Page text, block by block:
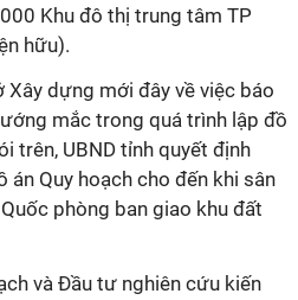
Khu đô thị trung tâm TP
hữu).
Xây dựng mới đây về việc báo
mắc trong quá trình lập đồ
trên, UBND tỉnh quyết định
Quy hoạch cho đến khi sân
phòng ban giao khu đất
và Đầu tư nghiên cứu kiến